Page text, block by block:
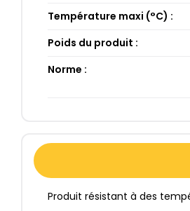
Température maxi (°C) :
Poids du produit :
Norme :
Produit résistant à des